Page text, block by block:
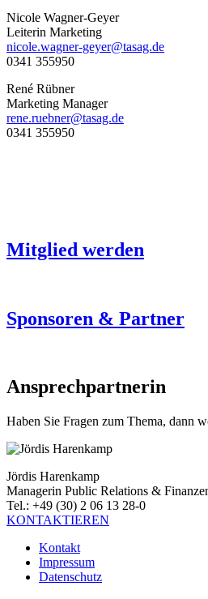
Nicole Wagner-Geyer
Leiterin Marketing
nicole.wagner-geyer@tasag.de
0341 355950
René Rübner
Marketing Manager
rene.ruebner@tasag.de
0341 355950
Mitglied werden
Sponsoren & Partner
Ansprechpartnerin
Haben Sie Fragen zum Thema, dann
Jördis Harenkamp
Managerin Public Relations &
Tel.: +49 (30) 2 06 13 28-0
KONTAKTIEREN
Kontakt
Impressum
Datenschutz